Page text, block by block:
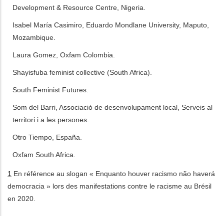
Development & Resource Centre, Nigeria.
Isabel María Casimiro, Eduardo Mondlane University, Maputo,
Mozambique.
Laura Gomez, Oxfam Colombia.
Shayisfuba feminist collective (South Africa).
South Feminist Futures.
Som del Barri, Associació de desenvolupament local, Serveis al
territori i a les persones.
Otro Tiempo, España.
Oxfam South Africa.
1 En référence au slogan « Enquanto houver racismo não haverá
democracia » lors des manifestations contre le racisme au Brésil
en 2020.